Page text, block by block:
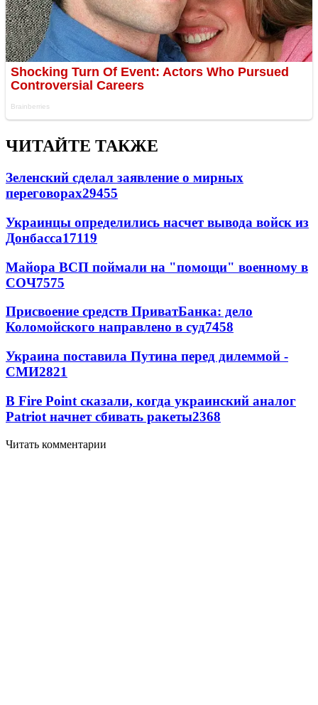
ЧИТАЙТЕ ТАКЖЕ
Зеленский сделал заявление о мирных
переговорах29455
Украинцы определились насчет вывода войск из
Донбасса17119
Майора ВСП поймали на "помощи" военному в
СОЧ7575
Присвоение средств ПриватБанка: дело
Коломойского направлено в суд7458
Украина поставила Путина перед дилеммой -
СМИ2821
В Fire Point сказали, когда украинский аналог
Patriot начнет сбивать ракеты2368
Читать комментарии